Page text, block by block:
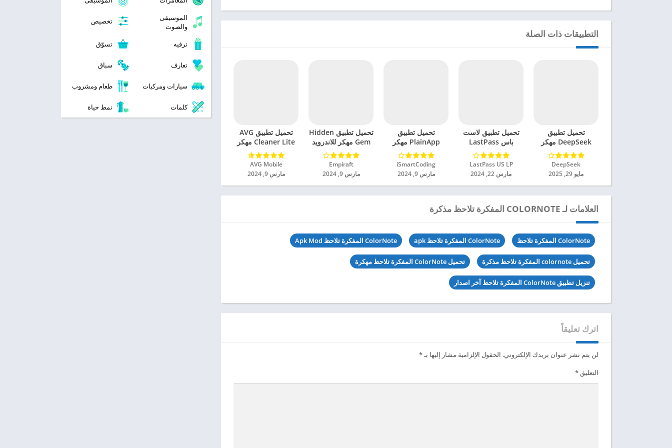
التطبيقات ذات الصلة
تحميل تطبيق
DeepSeek مهكر
للاندرويد 2025
DeepSeek‏
مايو 29, 2025
تحميل تطبيق لاست
باس LastPass
Password Manager
مهكر للاندرويد 2024
LastPass US LP‏
مارس 22, 2024
تحميل تطبيق
PlainApp مهكر
للاندرويد 2024
iSmartCoding‏
مارس 9, 2024
تحميل تطبيق Hidden
Gem مهكر للاندرويد
2024
Empiraft‏
مارس 9, 2024
تحميل تطبيق AVG
Cleaner Lite مهكر
للاندرويد 2024
AVG Mobile‏
مارس 9, 2024
العلامات لـ COLORNOTE المفكرة تلاحظ مذكرة
ColorNote المفكرة تلاحظ ColorNote المفكرة تلاحظ apk ColorNote المفكرة تلاحظ Apk Mod
تحميل colornote المفكرة تلاحظ مذكرة تحميل ColorNote المفكرة تلاحظ مهكرة
تنزيل تطبيق ColorNote المفكرة تلاحظ آخر اصدار
اترك تعليقاً
لن يتم نشر عنوان بريدك الإلكتروني. الحقول الإلزامية مشار إليها بـ*
التعليق*
الموسيقى
والصوت
تخصيص
ترفيه تسوّق
تعارف سباق
سيارات ومركبات طعام ومشروب
كلمات نمط حياة